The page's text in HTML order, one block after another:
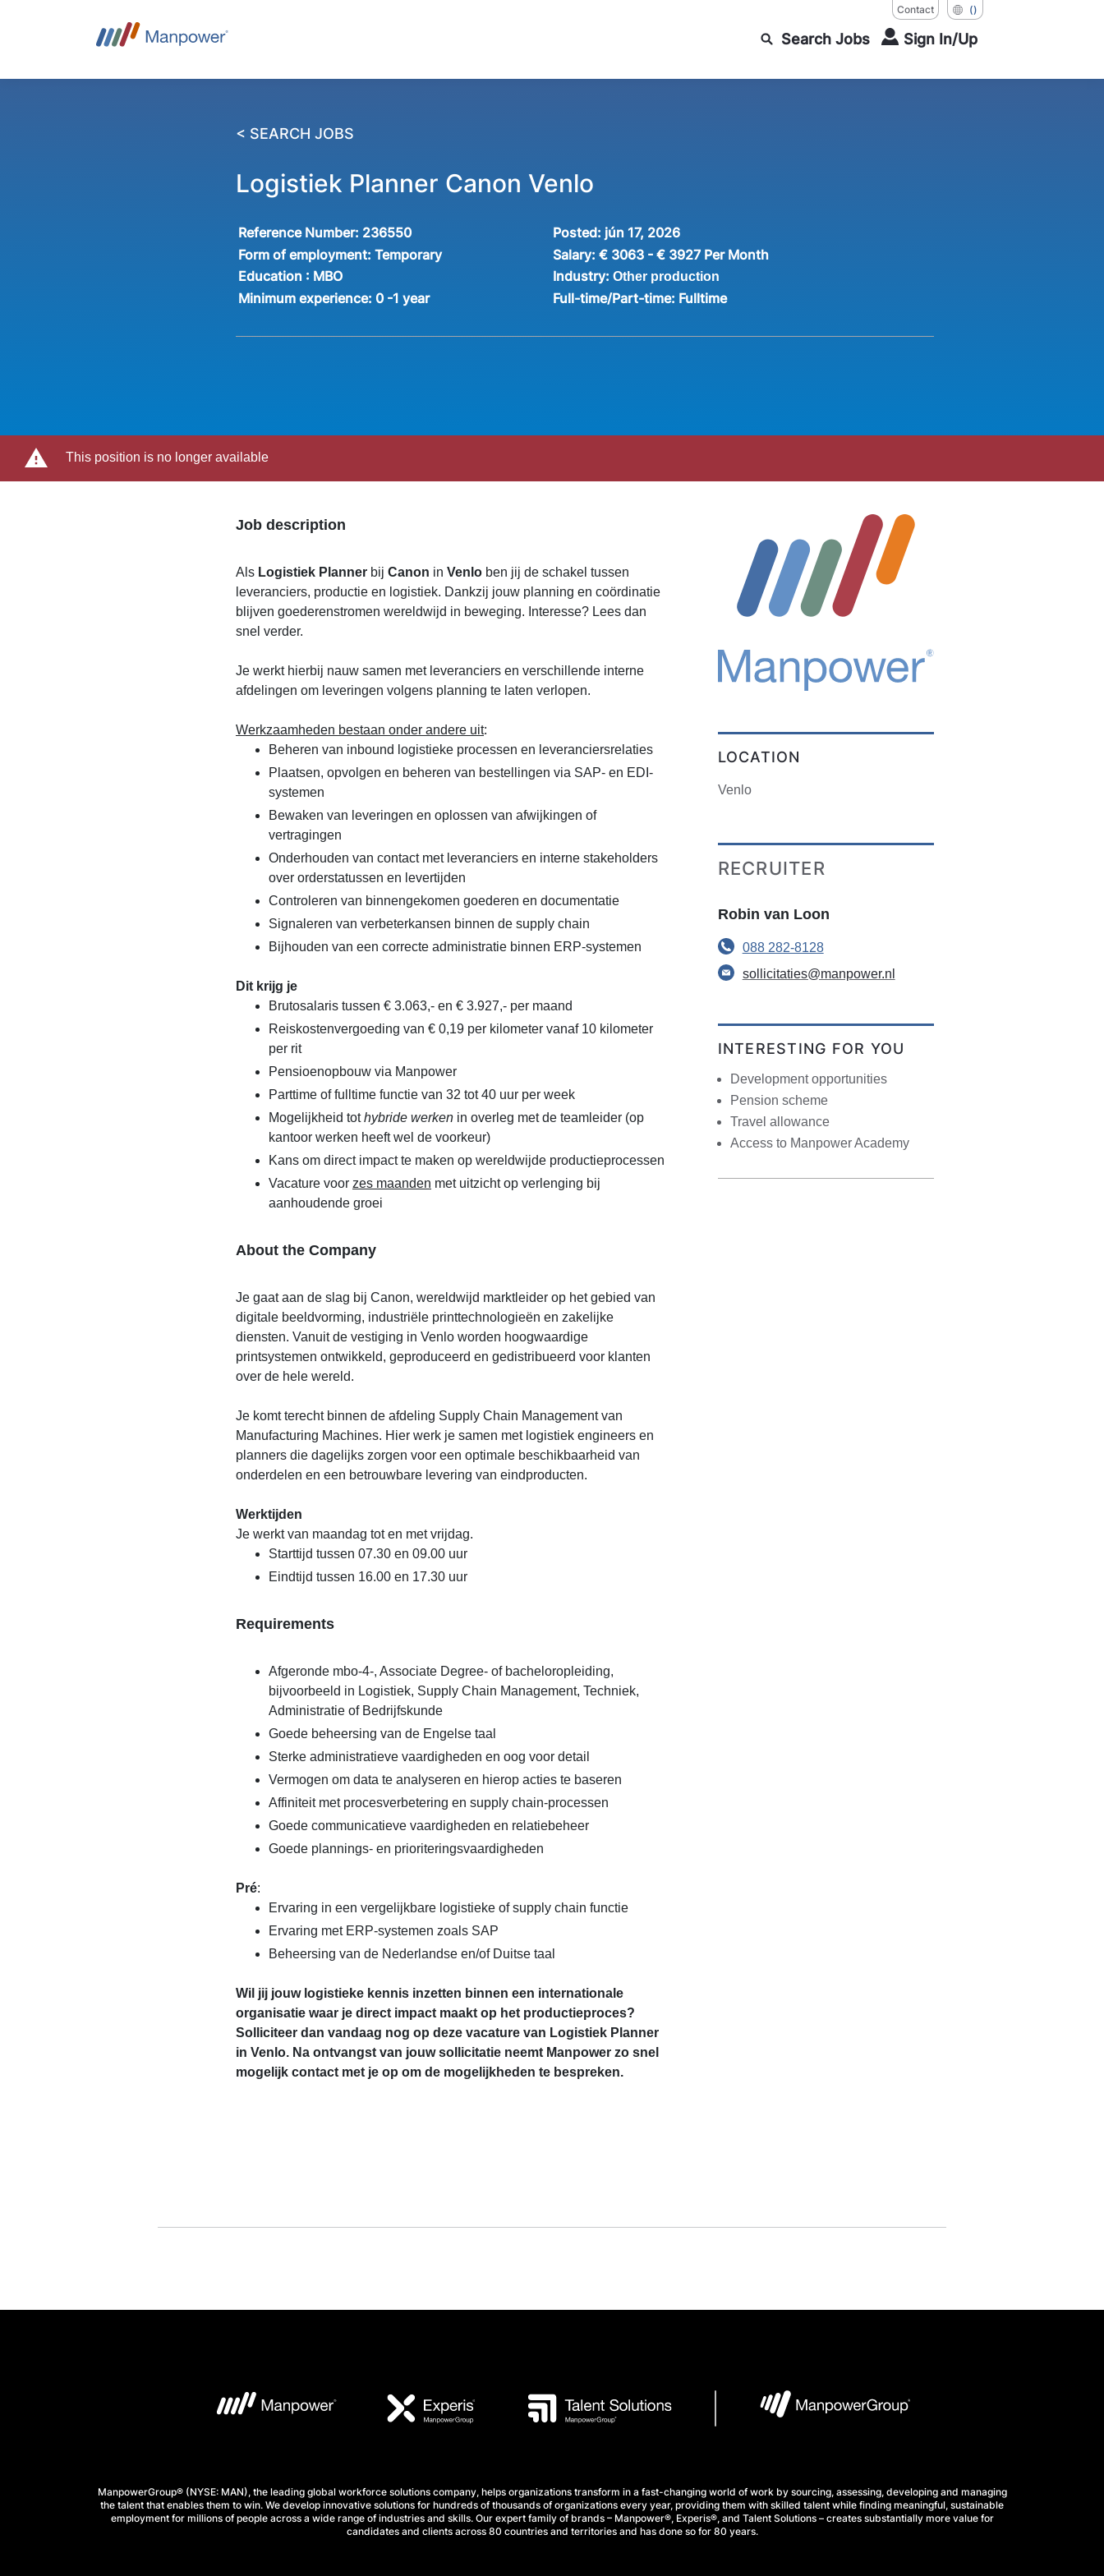
Contact ()
Search Jobs Sign In/Up
< SEARCH JOBS
Logistiek Planner Canon Venlo
Reference Number: 236550 Posted: jún 17, 2026
Form of employment:Temporary Salary: € 3063 - € 3927 Per Month
Education : MBO Industry: Other production
Minimum experience: 0 -1 year Full-time/Part-time: Fulltime
This position is no longer available
Job description
Als Logistiek Planner bij Canon in Venlo ben jij de schakel tussen
leveranciers, productie en logistiek. Dankzij jouw planning en coördinatie
blijven goederenstromen wereldwijd in beweging. Interesse? Lees dan
snel verder.
Je werkt hierbij nauw samen met leveranciers en verschillende interne
afdelingen om leveringen volgens planning te laten verlopen.
Werkzaamheden bestaan onder andere uit:
Beheren van inbound logistieke processen en leveranciersrelaties
Plaatsen, opvolgen en beheren van bestellingen via SAP- en EDI-
systemen
Bewaken van leveringen en oplossen van afwijkingen of
vertragingen
Onderhouden van contact met leveranciers en interne stakeholders
over orderstatussen en levertijden
Controleren van binnengekomen goederen en documentatie
Signaleren van verbeterkansen binnen de supply chain
Bijhouden van een correcte administratie binnen ERP-systemen
Dit krijg je
Brutosalaris tussen € 3.063,- en € 3.927,- per maand
Reiskostenvergoeding van € 0,19 per kilometer vanaf 10 kilometer
per rit
Pensioenopbouw via Manpower
Parttime of fulltime functie van 32 tot 40 uur per week
Mogelijkheid tothybride werkenin overleg met de teamleider (op
kantoor werken heeft wel de voorkeur)
Kans om direct impact te maken op wereldwijde productieprocessen
Vacature voor zes maanden met uitzicht op verlenging bij
aanhoudende groei
About the Company
Je gaat aan de slag bij Canon, wereldwijd marktleider op het gebied van
digitale beeldvorming, industriële printtechnologieën en zakelijke
diensten. Vanuit de vestiging in Venlo worden hoogwaardige
printsystemen ontwikkeld, geproduceerd en gedistribueerd voor klanten
over de hele wereld.
Je komt terecht binnen de afdeling Supply Chain Management van
Manufacturing Machines. Hier werk je samen met logistiek engineers en
planners die dagelijks zorgen voor een optimale beschikbaarheid van
onderdelen en een betrouwbare levering van eindproducten.
Werktijden
Je werkt van maandag tot en met vrijdag.
Starttijd tussen 07.30 en 09.00 uur
Eindtijd tussen 16.00 en 17.30 uur
Requirements
Afgeronde mbo-4-, Associate Degree- of bacheloropleiding,
bijvoorbeeld in Logistiek, Supply Chain Management, Techniek,
Administratie of Bedrijfskunde
Goede beheersing van de Engelse taal
Sterke administratieve vaardigheden en oog voor detail
Vermogen om data te analyseren en hierop acties te baseren
Affiniteit met procesverbetering en supply chain-processen
Goede communicatieve vaardigheden en relatiebeheer
Goede plannings- en prioriteringsvaardigheden
Pré:
Ervaring in een vergelijkbare logistieke of supply chain functie
Ervaring met ERP-systemen zoals SAP
Beheersing van de Nederlandse en/of Duitse taal
Wil jij jouw logistieke kennis inzetten binnen een internationale
organisatie waar je direct impact maakt op het productieproces?
Solliciteer dan vandaag nog op deze vacature van Logistiek Planner
in Venlo. Na ontvangst van jouw sollicitatie neemt Manpower zo snel
mogelijk contact met je op om de mogelijkheden te bespreken.
LOCATION
Venlo
RECRUITER
Robin van Loon
088 282-8128
sollicitaties@manpower.nl
INTERESTING FOR YOU
Development opportunities
Pension scheme
Travel allowance
Access to Manpower Academy
ManpowerGroup® (NYSE: MAN), the leading global workforce solutions company, helps organizations transform in a fast-changing world of work by sourcing, assessing, developing and managing
the talent that enables them to win. We develop innovative solutions for hundreds of thousands of organizations every year, providing them with skilled talent while finding meaningful, sustainable
employment for millions of people across a wide range of industries and skills. Our expert family of brands – Manpower®, Experis®, and Talent Solutions – creates substantially more value for
candidates and clients across 80 countries and territories and has done so for 80 years.